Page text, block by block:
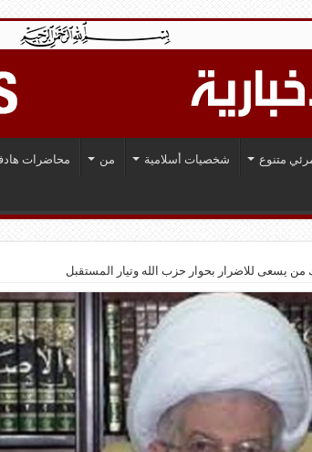
متنوع شخصيات أسلامية من محاضرات
من يسعى للاضرار بحوار حزب الله وتيار المستقبل